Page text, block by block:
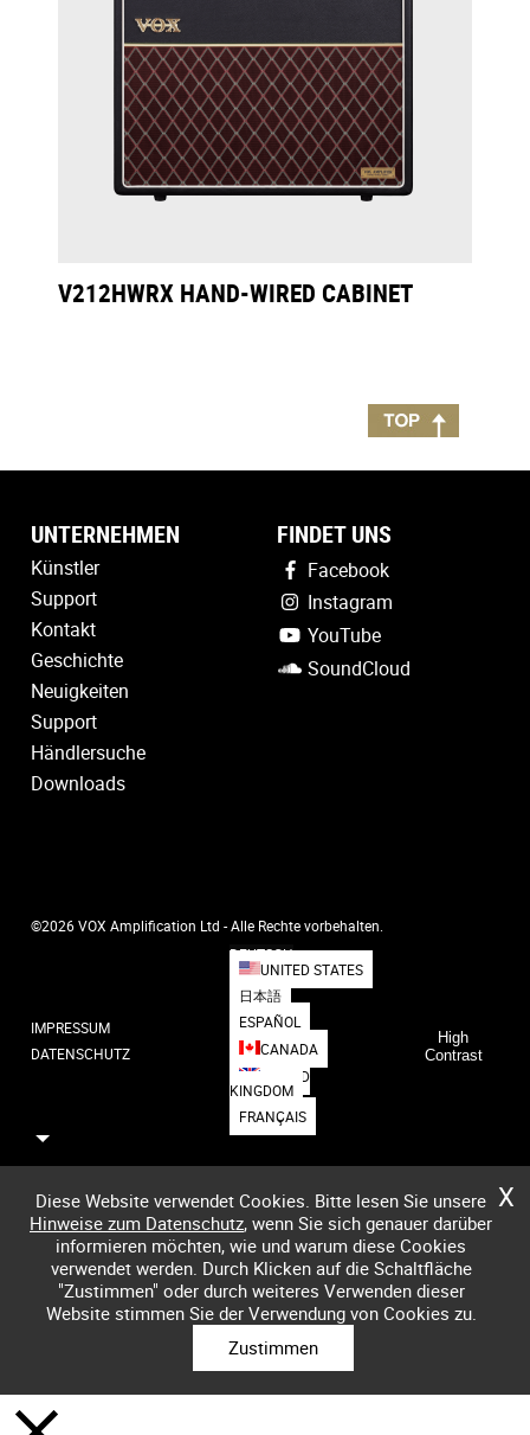
V212HWRX HAND-WIRED CABINET
UNTERNEHMEN
Künstler
Support
Kontakt
Geschichte
Neuigkeiten
Support
Händlersuche
Downloads
FINDET UNS
Facebook
Instagram
YouTube
SoundCloud
©2026 VOX Amplification Ltd - Alle Rechte vorbehalten.
IMPRESSUM
DATENSCHUTZ
DEUTSCH
UNITED STATES
日本語
ESPAÑOL
CANADA
UNITED
KINGDOM
FRANÇAIS
High
Contrast
X
Diese Website verwendet Cookies. Bitte lesen Sie unsere
Hinweise zum Datenschutz, wenn Sie sich genauer darüber
informieren möchten, wie und warum diese Cookies
verwendet werden. Durch Klicken auf die Schaltfläche
"Zustimmen" oder durch weiteres Verwenden dieser
Website stimmen Sie der Verwendung von Cookies zu.
Zustimmen